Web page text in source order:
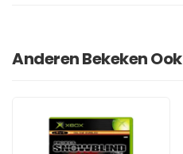
Anderen Bekeken Ook